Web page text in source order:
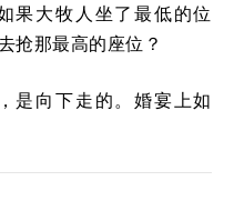
果大牧人坐了最低的位
抢那最高的座位？
是向下走的。婚宴上如